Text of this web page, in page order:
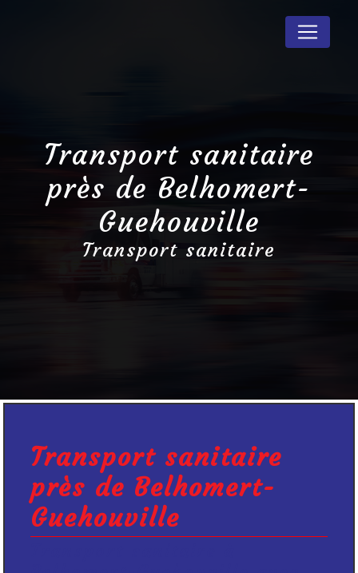
Transport sanitaire
près de Belhomert-
Guehouville
Transport sanitaire
Transport sanitaire
près de Belhomert-
Guehouville